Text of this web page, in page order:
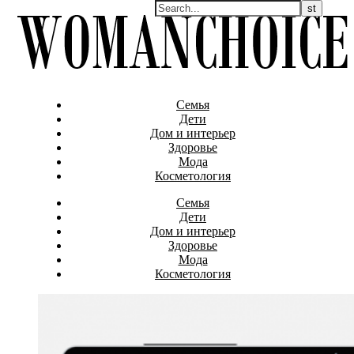
Семья
Дети
Дом и интерьер
Здоровье
Мода
Косметология
Семья
Дети
Дом и интерьер
Здоровье
Мода
Косметология